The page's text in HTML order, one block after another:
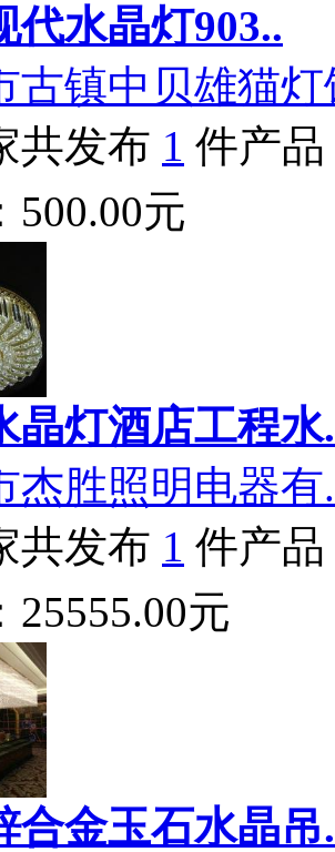
代水晶灯903..
古镇中贝雄猫灯
共发布 1 件产品
500.00元
晶灯酒店工程水
杰胜照明电器有
共发布 1 件产品
25555.00元
合金玉石水晶吊